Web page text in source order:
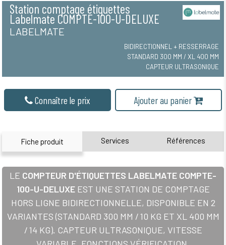
Station comptage étiquettes
Labelmate COMPTE-100-U-DELUXE
LABELMATE
BIDIRECTIONNEL + RESSERRAGE
STANDARD 300 MM / XL 400 MM
CAPTEUR ULTRASONIQUE
Connaître le prix Ajouter au panier
Fiche produit Services Références
LE COMPTEUR D'ÉTIQUETTES LABELMATE COMPTE-
100-U-DELUXEEST UNE STATION DE COMPTAGE
HORS LIGNE BIDIRECTIONNELLE, DISPONIBLE EN 2
VARIANTES (STANDARD 300 MM / 10 KG ET XL 400 MM
/ 14 KG). CAPTEUR ULTRASONIQUE, VITESSE